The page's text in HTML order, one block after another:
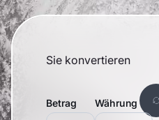
Sie konvertieren
Betrag Währung